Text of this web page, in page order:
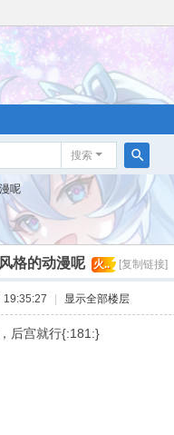
搜索
搜
索
呢
格的动漫呢 火.. [复制链接]
19:35:27 显示全部楼层
后宫就行{:181:}